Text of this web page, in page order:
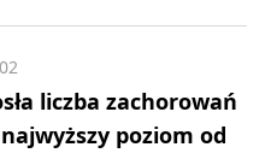
liczba zachorowań
poziom od